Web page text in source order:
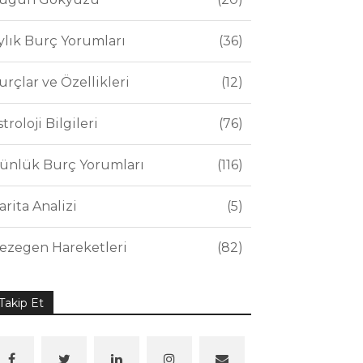
Burç Yorumları 36
ve Özellikleri 12
Bilgileri 76
Burç Yorumları 116
Analizi 5
Hareketleri 82
Et